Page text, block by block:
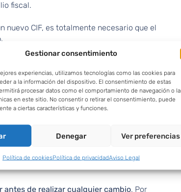
Gestionar consentimiento
experiencias, utilizamos tecnologías como las cookies para
a la información del dispositivo. El consentimiento de estas
procesar datos como el comportamiento de navegación o
en este sitio. No consentir o retirar el consentimiento, puede
a ciertas características y funciones.
Denegar Ver preferencias
Política de cookiesPolítica de privacidadAviso Legal
fiscal.
nuevo CIF, es totalmente necesario que el
lo que significa que cualquier persona lo
motivo tienes dudas, siempre
una gestoría para que se encarguen de
de presentar
antes de realizar cualquier cambio. Por